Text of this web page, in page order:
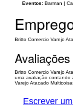
Eventos: Barman |
Britto Comercio Varejo
Britto Comercio Varejo
uma avaliação contando
Varejo Atacado
Escrever